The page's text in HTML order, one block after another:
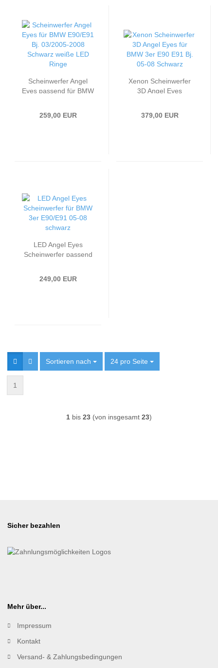
Scheinwerfer Angel
Eyes passend für BMW
LED Ringe
259,00 EUR
Xenon Scheinwerfer
3D Angel Eyes
Schwarz
379,00 EUR
LED Angel Eyes
Scheinwerfer passend
249,00 EUR
Sortieren nach
Sortieren nach 24 pro Seite
pro Seite
1
1 bis 23 (von insgesamt 23)
Sicher bezahlen
Mehr über...
Impressum
Kontakt
Versand- & Zahlungsbedingungen